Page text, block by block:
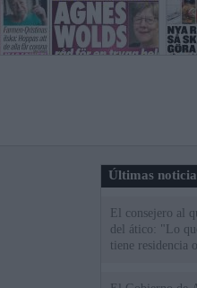
Últimas
El consejero al
del ático: "Lo
tiene residencia